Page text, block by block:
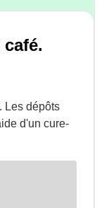
Les dépôts
d'un cure-